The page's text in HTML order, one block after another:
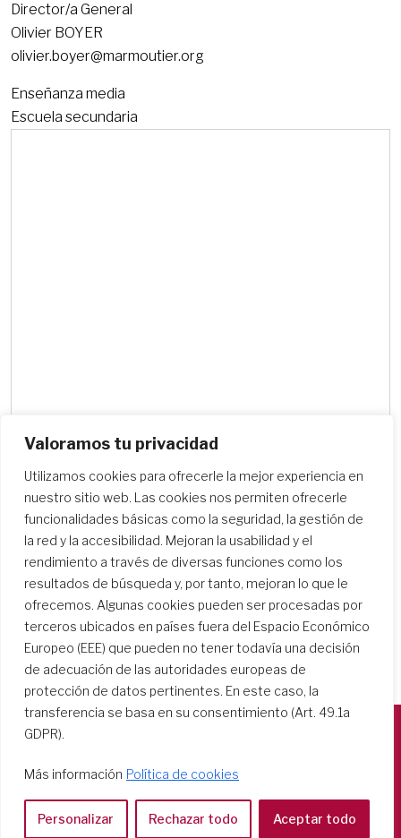
Valoramos tu privacidad
Utilizamos cookies para ofrecerle la mejor experiencia en
nuestro sitio web. Las cookies nos permiten ofrecerle
funcionalidades básicas como la seguridad, la gestión de
la red y la accesibilidad. Mejoran la usabilidad y el
rendimiento a través de diversas funciones como los
resultados de búsqueda y, por tanto, mejoran lo que le
ofrecemos. Algunas cookies pueden ser procesadas por
terceros ubicados en países fuera del Espacio Económico
Europeo (EEE) que pueden no tener todavía una decisión
de adecuación de las autoridades europeas de
protección de datos pertinentes. En este caso, la
transferencia se basa en su consentimiento (Art. 49.1a
GDPR).
Más información Política de cookies
Personalizar Rechazar todo Aceptar todo
Director/a General
Olivier BOYER
olivier.boyer@marmoutier.org
Enseñanza media
Escuela secundaria
Buscar centros escolares
Casa Generalizia
Via Tarquinio Vipera, 16 - 00152 Roma
Tel: 06 58 23 03 32 or 06 58 20 31 17